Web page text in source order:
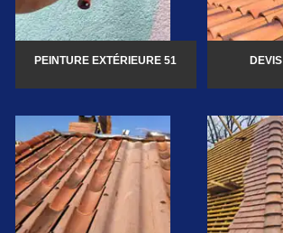
PEINTURE EXTÉRIEURE 51